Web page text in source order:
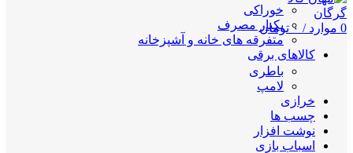
0 موارد / ۰ تومان
خوراکی
یکبار مصرف
متفرقه های خانه و آشپزخانه
کالاهای برقی
باطری
لامپ
خرازی
چسب ها
نوشت افزار
اسباب بازی